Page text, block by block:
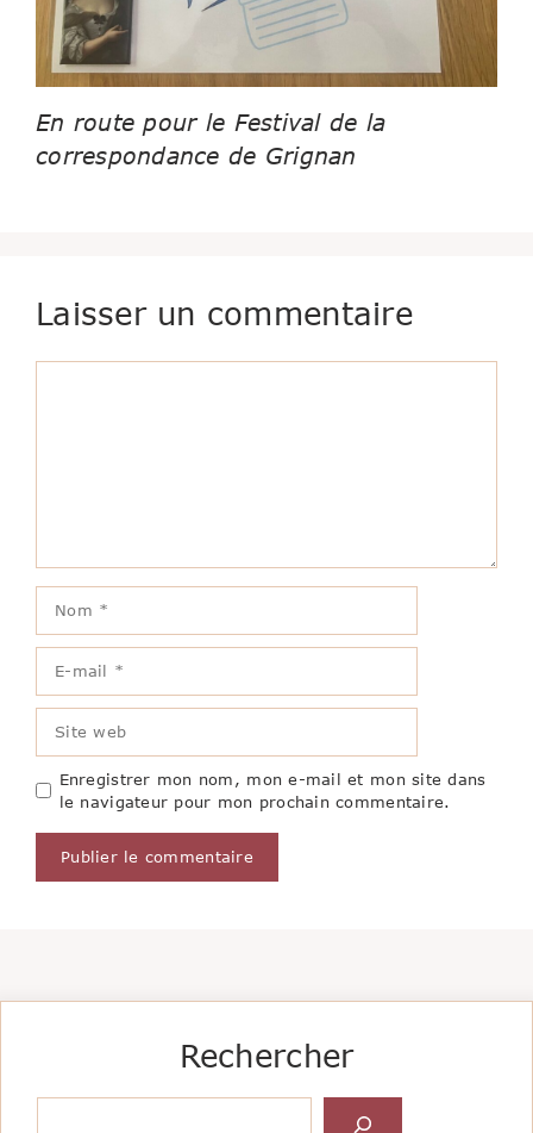
En route pour le Festival de la
correspondance de Grignan
Laisser un commentaire
mail
web
Enregistrer mon nom, mon e-mail et mon site dans
le navigateur pour mon prochain commentaire.
Rechercher